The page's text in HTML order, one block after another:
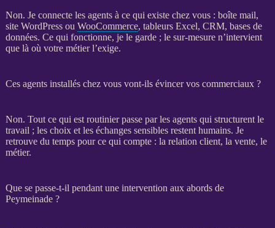
Non. Je connecte les agentsà ce qui existe chez vous : boîte mail,
site WordPressou WooCommerce, tableurs Excel, CRM, bases de
données. Ce qui fonctionne, je le garde ; le sur-mesure n’intervient
que là où votre métier l’exige.
Ces agents installés chez vous vont-ils évincer vos commerciaux ?
Non. Tout ce qui est routinier passe par les agentsqui structurent le
travail ; les choix et les échanges sensibles restent humains. Je
retrouve du temps pour ce qui compte : la relation client, la vente, le
métier.
Que se passe-t-il pendant une intervention aux abords de
Peymeinade ?